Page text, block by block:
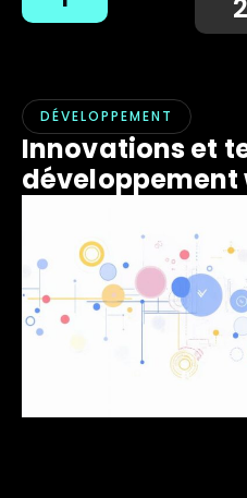
2
DÉVELOPPEMENT
Innovations et
développement